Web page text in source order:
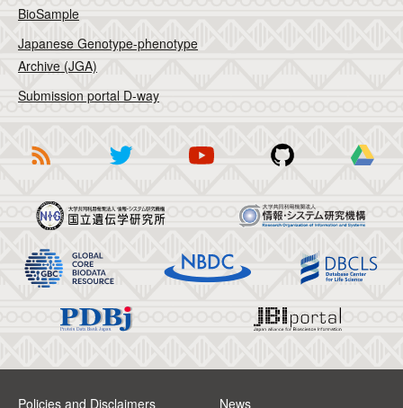
BioSample
Japanese Genotype-phenotype
Archive (JGA)
Submission portal D-way
Policies and Disclaimers News